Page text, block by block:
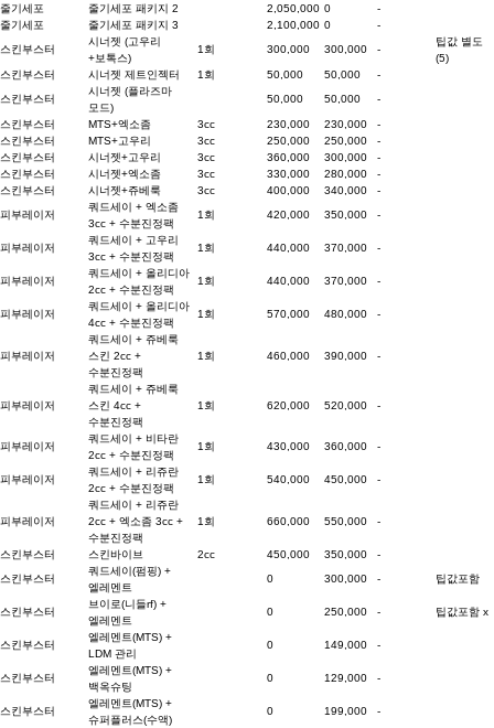
줄기세포
줄기세포 패키지 2 2,050,000 0
-
줄기세포
줄기세포 패키지 3 2,100,000 0
-
스킨부스터
시너젯 (고우리
+보톡스)
1회 300,000 300,000 -
팁값 별도
(5)
스킨부스터
시너젯 제트인젝터 1회 50,000 50,000
-
스킨부스터
시너젯 (플라즈마
모드)
50,000 50,000 -
스킨부스터 MTS+엑소좀 3cc 230,000 230,000
-
스킨부스터
MTS+고우리 3cc 250,000 250,000
-
스킨부스터
시너젯+고우리 3cc 360,000 300,000
-
스킨부스터
시너젯+엑소좀 3cc 330,000 280,000
-
스킨부스터
시너젯+쥬베룩 3cc 400,000 340,000
-
피부레이저
쿼드세이 + 엑소좀
3cc + 수분진정팩
1회 420,000 350,000 -
피부레이저
쿼드세이 + 고우리
3cc + 수분진정팩
1회 440,000 370,000 -
피부레이저
쿼드세이 + 올리디아
2cc + 수분진정팩
1회 440,000 370,000 -
피부레이저
쿼드세이 + 올리디아
4cc + 수분진정팩
1회 570,000 480,000 -
피부레이저
쿼드세이 + 쥬베룩
스킨 2cc +
수분진정팩
1회 460,000 390,000 -
피부레이저
쿼드세이 + 쥬베룩
스킨 4cc +
수분진정팩
1회 620,000 520,000 -
피부레이저
쿼드세이 + 비타란
2cc + 수분진정팩
1회 430,000 360,000 -
피부레이저
쿼드세이 + 리쥬란
2cc + 수분진정팩
1회 540,000 450,000 -
피부레이저
쿼드세이 + 리쥬란
2cc + 엑소좀 3cc +
수분진정팩
1회 660,000 550,000 -
스킨부스터 스킨바이브 2cc 450,000 350,000
-
스킨부스터
쿼드세이(펌핑) +
엘레멘트
0 300,000 - 팁값포함
스킨부스터
브이로(니들rf) +
엘레멘트
0 250,000 - 팁값포함 x
스킨부스터
엘레멘트(MTS) +
LDM 관리
0 149,000 -
스킨부스터
엘레멘트(MTS) +
백옥슈팅
0 129,000 -
스킨부스터
엘레멘트(MTS) +
슈퍼플러스(수액)
0 199,000 -